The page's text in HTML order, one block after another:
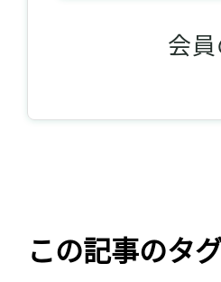
会
この記事のタ